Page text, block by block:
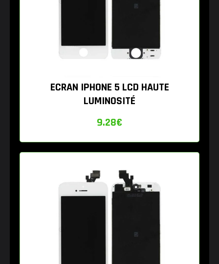
ECRAN IPHONE 5 LCD HAUTE
LUMINOSITÉ
9.28€